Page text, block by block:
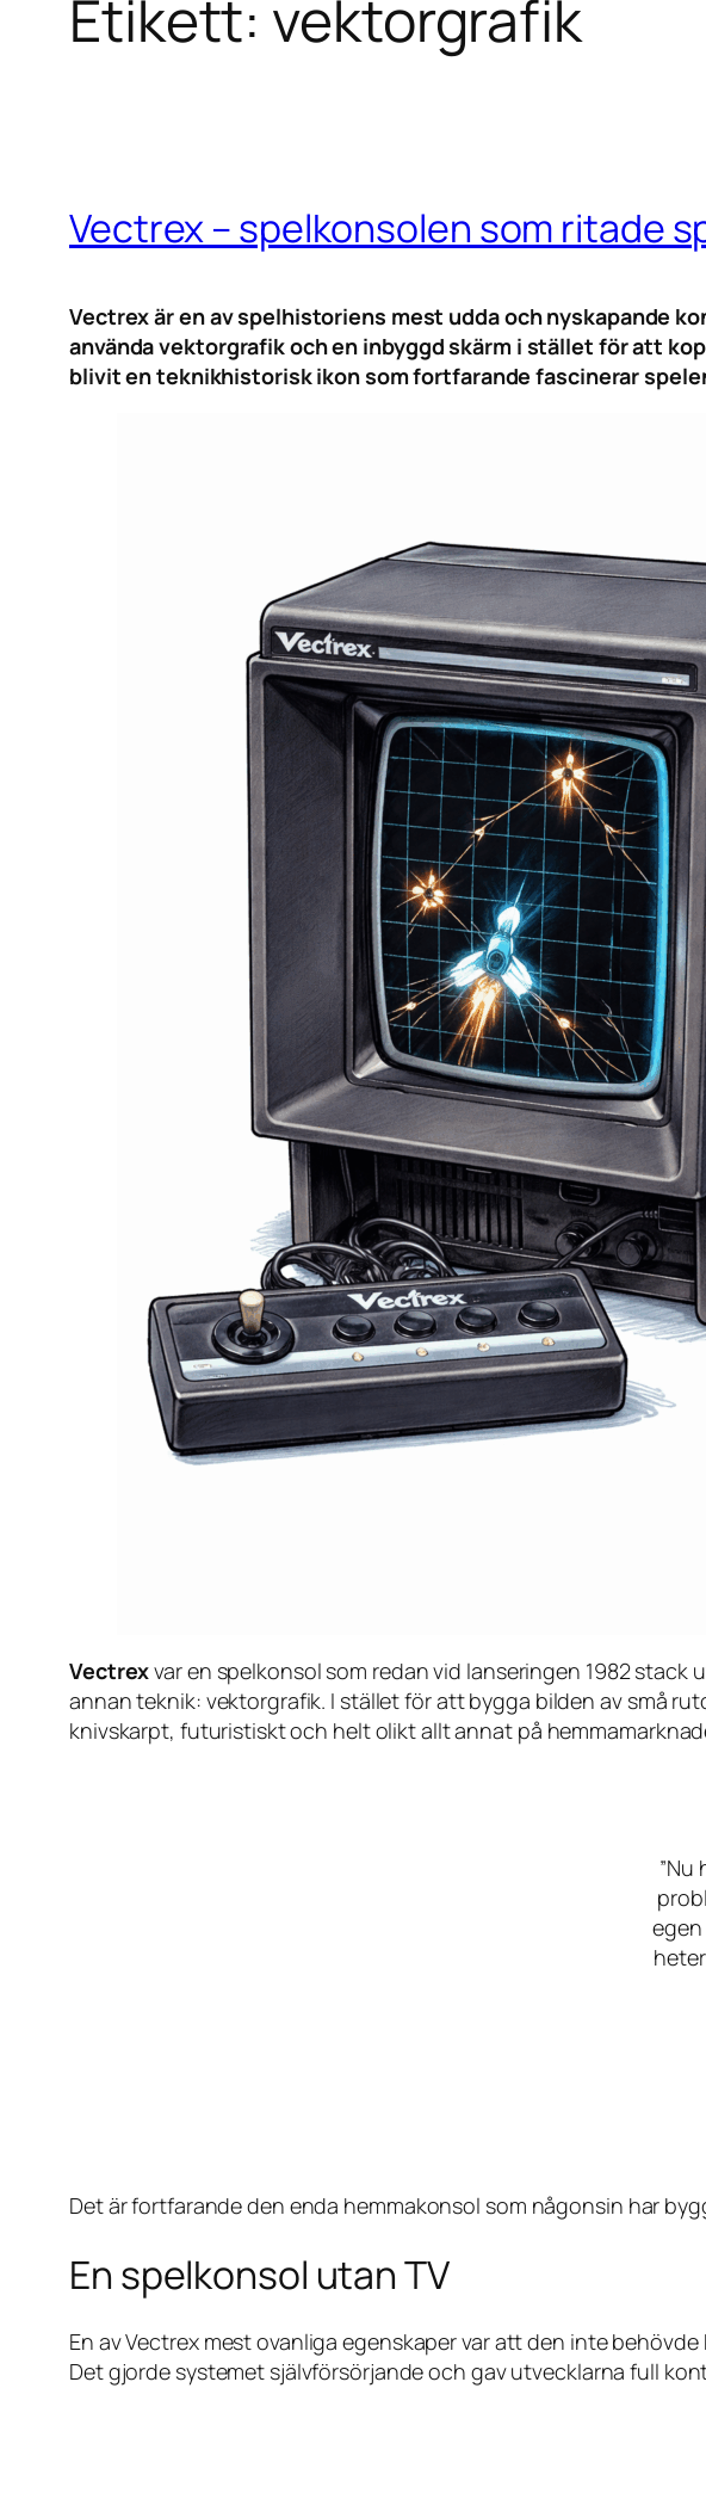
Etikett: vektorgrafik
Vectrex – spelkonsolen som ritade
Vectrex är en av spelhistoriens mest udda och nyskapande
använda vektorgrafik och en inbyggd skärm i stället för att
blivit en teknikhistorisk ikon som fortfarande fascinerar
Vectrexvar en spelkonsol som redan vid lanseringen 1982
annan teknik: vektorgrafik. I stället för att bygga bilden av små
knivskarpt, futuristiskt och helt olikt allt annat på
”Nu
Det är fortfarande den enda hemmakonsol som någonsin har
En spelkonsol utan TV
En av Vectrex mest ovanliga egenskaper var att den inte
Det gjorde systemet självförsörjande och gav utvecklarna full